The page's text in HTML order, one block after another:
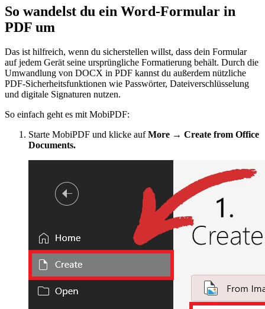
So wandelst du ein Word-Formular in
PDF um
Das ist hilfreich, wenn du sicherstellen willst, dass dein Formular
auf jedem Gerät seine ursprüngliche Formatierung behält. Durch die
Umwandlung von DOCX in PDF kannst du außerdem nützliche
PDF-Sicherheitsfunktionen wie Passwörter, Dateiverschlüsselung
und digitale Signaturen nutzen.
So einfach geht es mit MobiPDF:
Starte MobiPDF und klicke aufMore → Create from Office
Documents.